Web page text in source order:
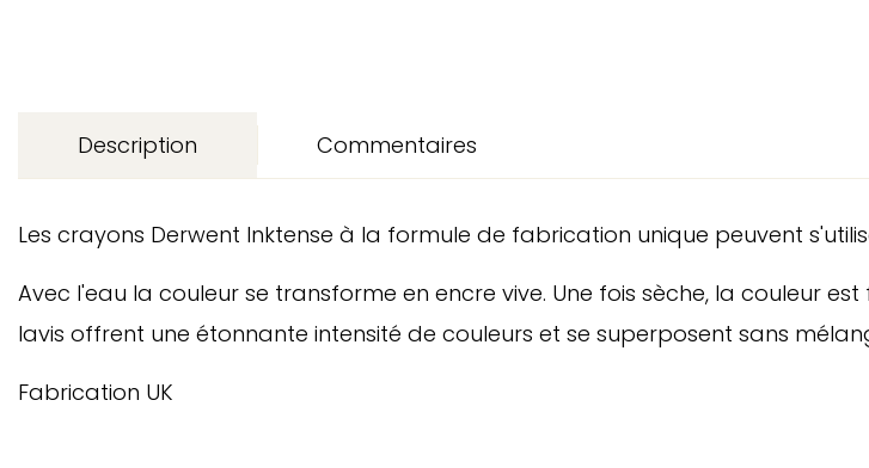
Description
Les crayons Derwent Inktense à la formule de fabrication unique peuvent
Avec l'eau la couleur se transforme en encre vive. Une fois sèche, la couleur
lavis offrent une étonnante intensité de couleurs et se superposent sans
Fabrication UK
Commentaires